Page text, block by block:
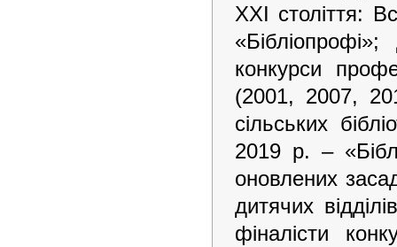
ХХІ століття:
конкурси
(2001, 2007,
сільських
2019 р. –
оновлених
дитячих
фіналісти